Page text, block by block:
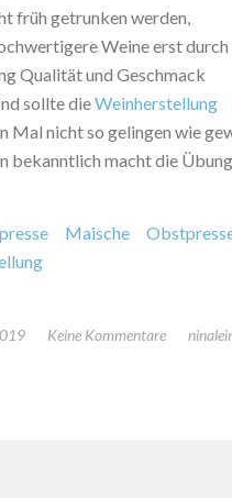
früh getrunken werden,
Weine erst durch
Qualität und Geschmack
sollte dieWeinherstellung
Mal nicht so gelingen wie
bekanntlich macht die
Maische
Keine Kommentare